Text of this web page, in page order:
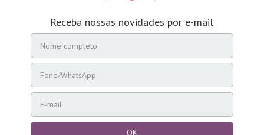
Receba nossas novidades por e-mail